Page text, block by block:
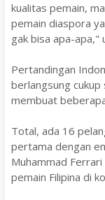
kualitas pemain,
pemain diaspora
gak bisa apa-apa,"
Pertandingan
berlangsung
membuat
Total, ada 16
pertama dengan
Muhammad
pemain Filipina di